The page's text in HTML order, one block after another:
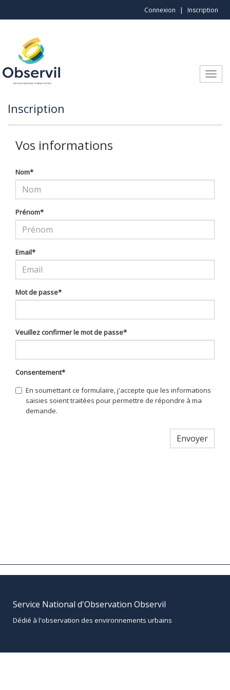
Connexion Inscription
Inscription
Vos informations
Nom*
Prénom*
Email*
Mot de passe*
Veuillez confirmer le mot de passe*
Consentement*
En soumettant ce formulaire, j'accepte que les informations
saisies soient traitées pour permettre de répondre à ma
demande.
Service National d'Observation Observil
Dédié à l'observation des environnements urbains